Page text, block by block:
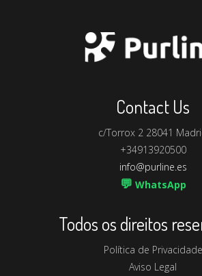
Contact Us
c/Torrox 2 28041
+34913920500
info@purline.es
💬 WhatsApp
Todos os direitos
Política de Privacidade
Aviso Legal